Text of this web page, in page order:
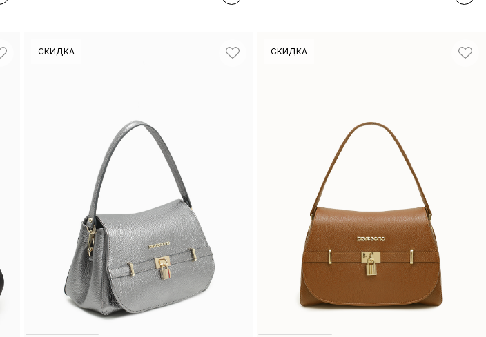
СКИДКА СКИДКА